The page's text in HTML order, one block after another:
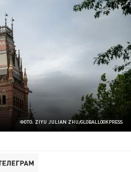
ФОТО: ZIYU JULIAN ZHU/GLOBALLOOKPRESS